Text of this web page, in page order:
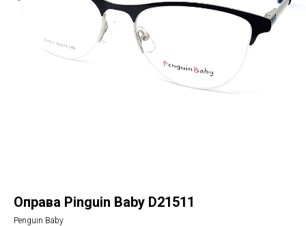
Оправа Pinguin Baby D21511
Penguin Baby